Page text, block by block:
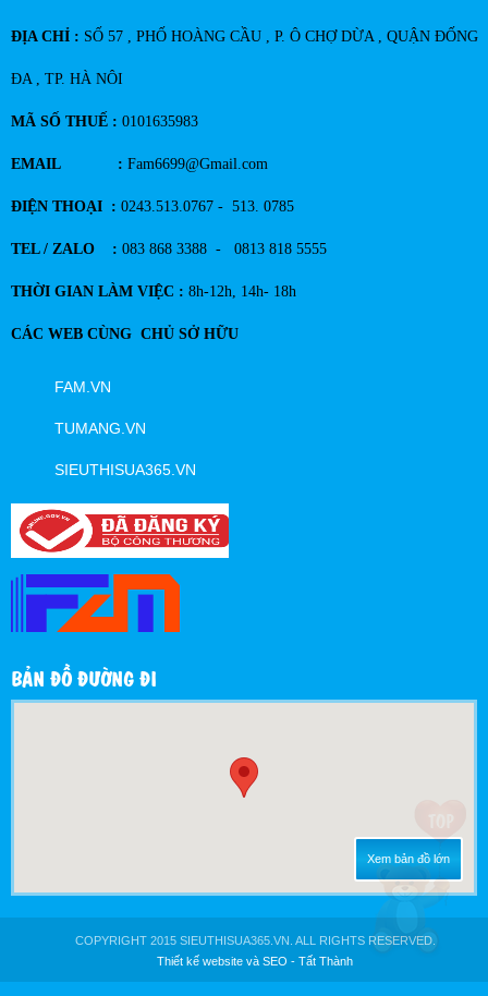
ĐỊA CHỈ : SỐ 57 , PHỐ HOÀNG CẦU , P. Ô CHỢ DỪA , QUẬN ĐỐNG
ĐA , TP. HÀ NÔI
MÃ SỐ THUẾ : 0101635983
EMAIL : Fam6699@Gmail.com
ĐIỆN THOẠI : 0243.513.0767 - 513. 0785
TEL / ZALO : 083 868 3388 - 0813 818 5555
THỜI GIAN LÀM VIỆC : 8h-12h, 14h- 18h
CÁC WEB CÙNG CHỦ SỞ HỮU
FAM.VN
TUMANG.VN
SIEUTHISUA365.VN
BẢN ĐỒ ĐƯỜNG ĐI
Xem bản đồ lớn
COPYRIGHT 2015 SIEUTHISUA365.VN. ALL RIGHTS RESERVED.
Thiết kế website và SEO - Tất Thành